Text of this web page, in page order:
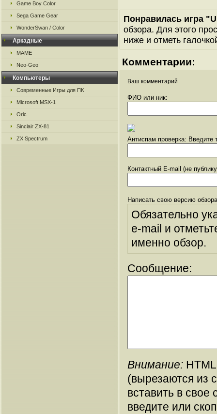
Game Boy Color
Sega Game Gear
WonderSwan / Color
Аркадные
MAME
Neo-Geo
Компьютеры
Современные Игры для ПК
Microsoft MSX-1
Oric
Sinclair ZX-81
ZX Spectrum
Понравилась игра
обзора. Для этого
ниже и отметь
Комментарии:
Ваш комментарий
ФИО или ник:
Антиспам проверка: Введите
Контактный E-mail (не
Написать свою версию
Обязательно
e-mail и
именно обзор.
Сообщение:
Внимание:
(вырезаются из
вставить в
введите или